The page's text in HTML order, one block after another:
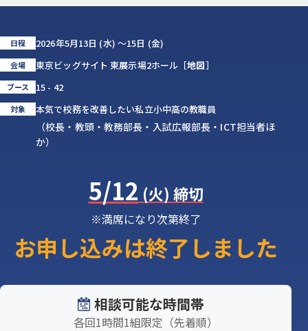
日程 2026年5月13日 (水) 〜15日 (金)
会場 東京ビッグサイト 東展示場2ホール［地図］
ブース 15 - 42
対象 本気で校務を改善したい私立小中高の教職員
（校長・教頭・教務部長・入試広報部長・ICT担当者ほ
か）
5/12 (火) 締切
※満席になり次第終了
お申し込みは終了しました
相談可能な時間帯
各回1時間1組限定（先着順）